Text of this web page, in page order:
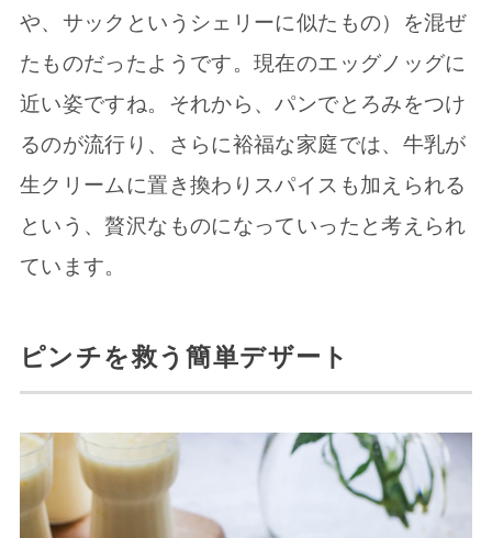
や、サックというシェリーに似たもの）を混ぜ
たものだったようです。現在のエッグノッグに
近い姿ですね。それから、パンでとろみをつけ
るのが流行り、さらに裕福な家庭では、牛乳が
生クリームに置き換わりスパイスも加えられる
という、贅沢なものになっていったと考えられ
ています。
ピンチを救う簡単デザート